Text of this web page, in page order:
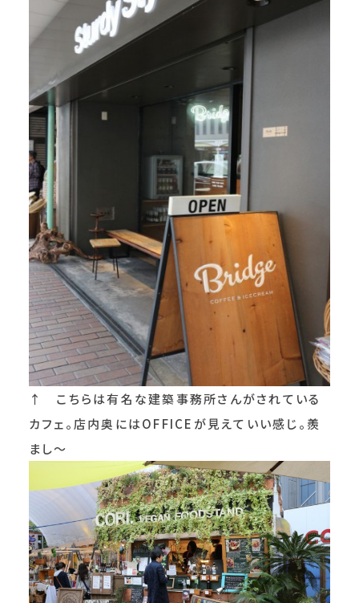
↑ こちらは有名な建築事務所さんがされている
カフェ。店内奥にはOFFICEが見えていい感じ。羨
まし～